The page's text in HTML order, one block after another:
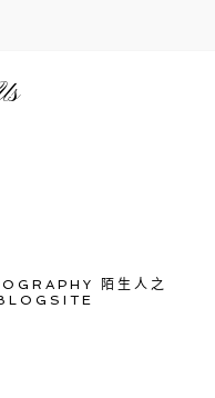
陌生人之